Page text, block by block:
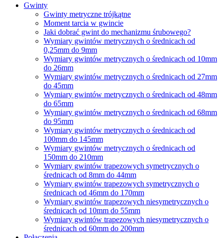
Gwinty
Gwinty metryczne trójkątne
Moment tarcia w gwincie
Jaki dobrać gwint do mechanizmu śrubowego?
Wymiary gwintów metrycznych o średnicach od
0,25mm do 9mm
Wymiary gwintów metrycznych o średnicach od 10mm
do 26mm
Wymiary gwintów metrycznych o średnicach od 27mm
do 45mm
Wymiary gwintów metrycznych o średnicach od 48mm
do 65mm
Wymiary gwintów metrycznych o średnicach od 68mm
do 95mm
Wymiary gwintów metrycznych o średnicach od
100mm do 145mm
Wymiary gwintów metrycznych o średnicach od
150mm do 210mm
Wymiary gwintów trapezowych symetrycznych o
średnicach od 8mm do 44mm
Wymiary gwintów trapezowych symetrycznych o
średnicach od 46mm do 170mm
Wymiary gwintów trapezowych niesymetrycznych o
średnicach od 10mm do 55mm
Wymiary gwintów trapezowych niesymetrycznych o
średnicach od 60mm do 200mm